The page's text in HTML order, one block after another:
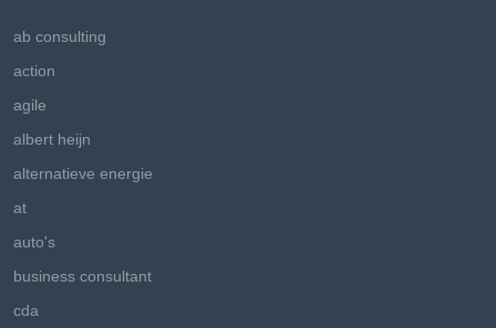
ab consulting
action
agile
albert heijn
alternatieve energie
at
auto's
business consultant
cda